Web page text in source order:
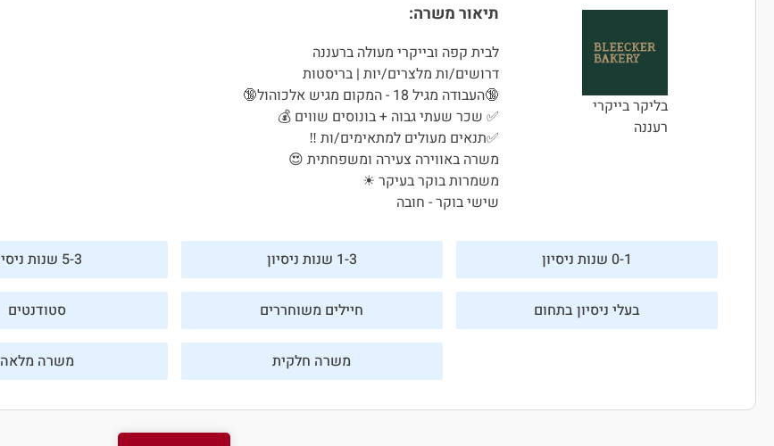
בליקר בייקרי
רעננה
תיאור משרה:
לבית קפה ובייקרי מעולה ברעננה
דרושים/ות מלצרים/יות | בריסטות
🔞העבודה מגיל 18 - המקום מגיש אלכוהול🔞
✅ שכר שעתי גבוה + בונוסים שווים 💰
✅תנאים מעולים למתאימים/ות ‼
משרה באווירה צעירה ומשפחתית 😍
משמרות בוקר בעיקר ☀
שישי בוקר - חובה
0-1 שנות ניסיון 1-3 שנות ניסיון 5-3 שנות ניסיון
בעלי ניסיון בתחום חיילים משוחררים סטודנטים
משרה חלקית משרה מלאה
הצ'אטבוט החכמהשלג'וב רסט.